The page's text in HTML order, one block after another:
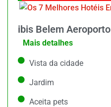
ibis Belem Aeroporto
Vista da cidade
Jardim
Aceita pets
Mais detalhes